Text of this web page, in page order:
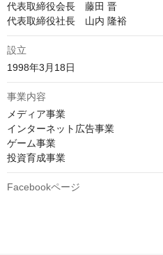
代表取締役会長　藤田 晋
代表取締役社長　山内 隆裕
設立
1998年3月18日
事業内容
メディア事業
インターネット広告事業
ゲーム事業
投資育成事業
Facebookページ